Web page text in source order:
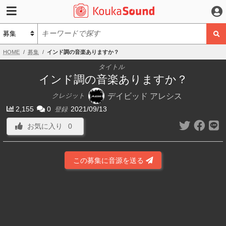
HOME 募集 インド調の音楽ありますか？
タイトル
インド調の音楽ありますか？
クレジット デイビッド アレシス
2,155 0 登録 2021/09/13
お気に入り 0
この募集に音源を送る